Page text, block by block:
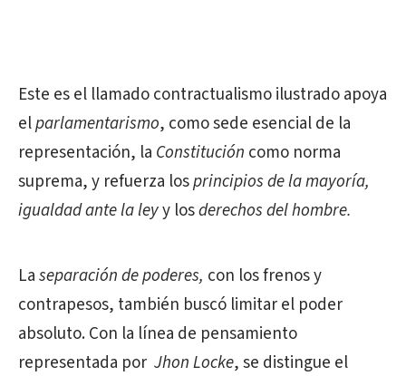
Este es el llamado contractualismo ilustrado apoya
elparlamentarismo, como sede esencial de la
representación, la Constitución como norma
suprema, y refuerza losprincipios de la mayoría,
igualdad ante la leyy losderechos del hombre.
Laseparación de poderes, con los frenos y
contrapesos, también buscó limitar el poder
absoluto. Con la línea de pensamiento
representada por Jhon Locke, se distingue el